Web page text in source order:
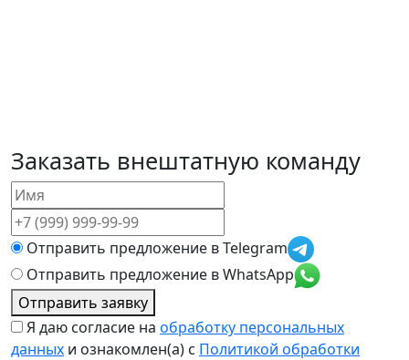
Заказать внештатную команду
Отправить предложение в Telegram
Отправить предложение в WhatsApp
Отправить заявку
Я даю согласие на обработку персональных
данных и ознакомлен(а) с Политикой обработки